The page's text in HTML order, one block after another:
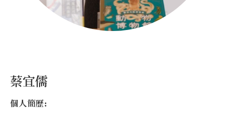
蔡宜儒
個人簡歷: